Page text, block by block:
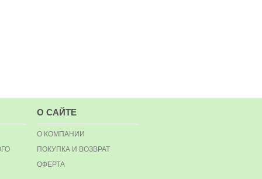
О САЙТЕ
О КОМПАНИИ
ПОКУПКА И ВОЗВРАТ
ОФЕРТА